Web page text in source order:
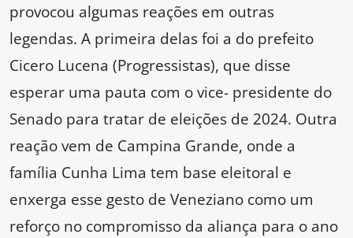
provocou algumas reações em outras
legendas. A primeira delas foi a do prefeito
Cicero Lucena (Progressistas), que disse
esperar uma pauta com o vice- presidente do
Senado para tratar de eleições de 2024. Outra
reação vem de Campina Grande, onde a
família Cunha Lima tem base eleitoral e
enxerga esse gesto de Veneziano como um
reforço no compromisso da aliança para o ano